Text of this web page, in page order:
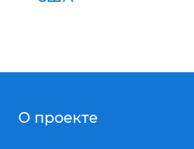
О проекте